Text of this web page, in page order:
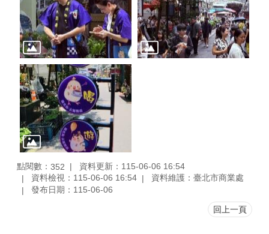
點閱數： 352
資料更新：115-06-06 16:54
資料檢視：115-06-06 16:54
資料維護：臺北市商業處
發布日期：115-06-06
回上一頁